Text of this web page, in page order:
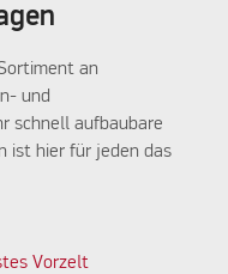
an
und
schnell aufbaubare
ist hier für jeden das
Vorzelt